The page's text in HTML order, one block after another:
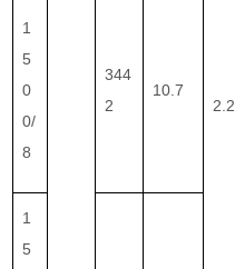
2.2
1
5
0
0/
8
344
2
10.7
1
5